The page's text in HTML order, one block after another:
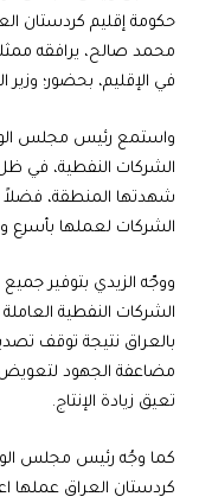
حكومة إقليم كردستان
محمد صالح، يرافقه
في الإقليم، بحضور؛ وزير
واستمع رئيس مجلس
الشركات النفطية، في ظل
شهدتها المنطقة، فضلاً
الشركات لعملها
ووجّه الزيدي بتوفير
الشركات النفطية
بالعراق نتيجة توقف
مضاعفة الجهود لتعويض
تعيق زيادة الإنتاج.
كما وجُه رئيس مجلس
كردستان العراق عملها